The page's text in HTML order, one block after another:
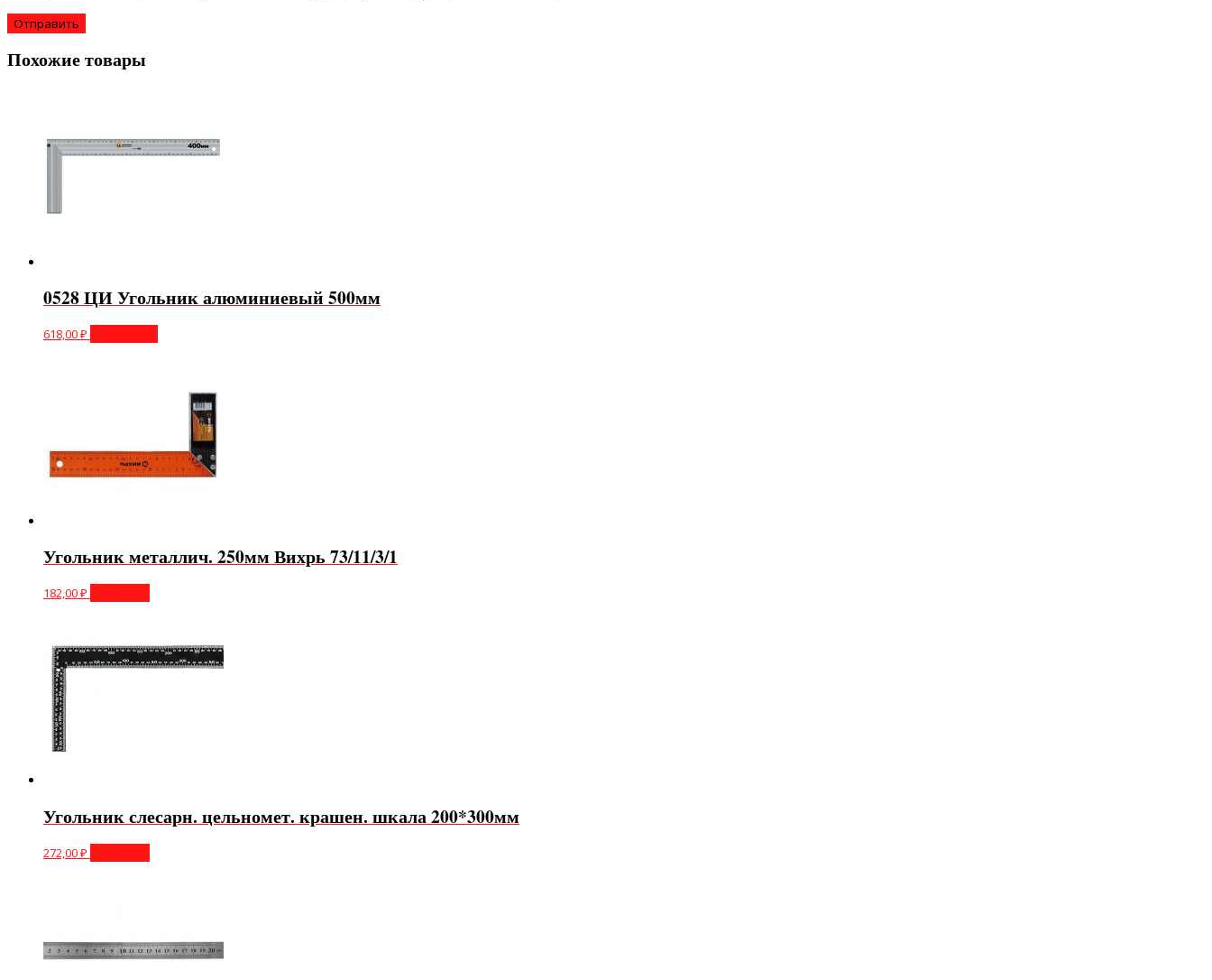
Похожие товары
0528 ЦИ Угольник алюминиевый 500мм
618,00₽
Угольник металлич. 250мм Вихрь 73/11/3/1
182,00₽
Угольник слесарн. цельномет. крашен. шкала 200*300мм
272,00₽